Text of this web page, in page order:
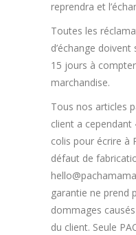
reprendra et
Toutes les
d’échange doivent
15 jours à
marchandise.
Tous nos articles
client a
colis pour écrire à
défaut de
garantie ne prend
dommages
du client. Seule